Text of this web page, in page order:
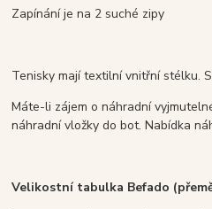
Zapínání je na 2 suché zipy
Tenisky mají textilní vnitřní stélku.
Máte-li zájem o náhradní
náhradní vložky do bot. Nabídka
Velikostní tabulka Befado